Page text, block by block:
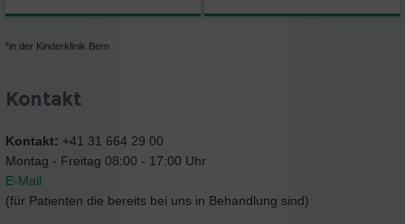
*in der Kinderklinik Bern
Kontakt
Kontakt: +41 31 664 29 00
Montag - Freitag 08:00 - 17:00 Uhr
E-Mail
(für Patienten die bereits bei uns in Behandlung sind)